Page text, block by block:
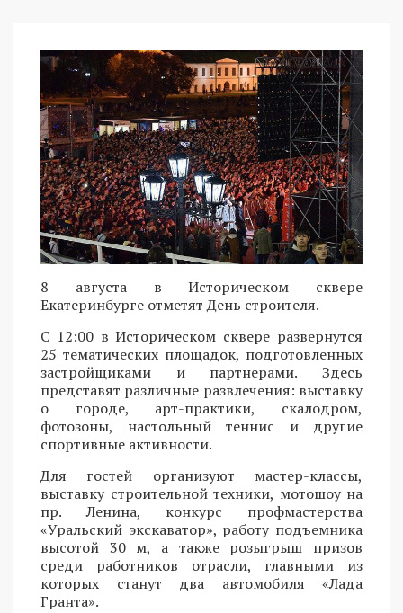
8 августа в Историческом сквере
Екатеринбурге отметят День строителя.
С 12:00 в Историческом сквере развернутся
25 тематических площадок, подготовленных
застройщиками и партнерами. Здесь
представят различные развлечения: выставку
о городе, арт-практики, скалодром,
фотозоны, настольный теннис и другие
спортивные активности.
Для гостей организуют мастер-классы,
выставку строительной техники, мотошоу на
пр. Ленина, конкурс профмастерства
«Уральский экскаватор», работу подъемника
высотой 30 м, а также розыгрыш призов
среди работников отрасли, главными из
которых станут два автомобиля «Лада
Гранта».